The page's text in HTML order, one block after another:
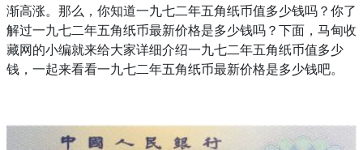
渐高涨。那么，你知道一九七二年五角纸币值多少钱吗？你了
解过一九七二年五角纸币最新价格是多少钱吗？ 下面 ， 马甸收
藏网的小编就来给大家详细介绍一九七二年五角纸币值多少
钱 ，一起来看看一九七二年五角纸币最新价格是多少钱吧。